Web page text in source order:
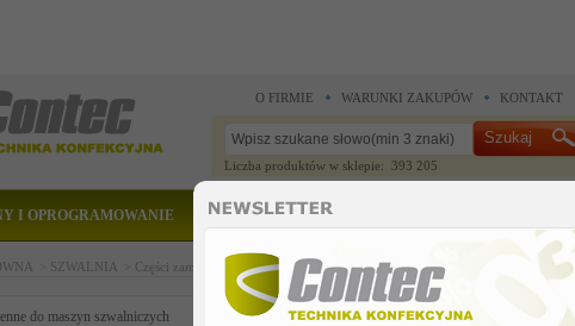
O FIRMIE WARUNKI ZAKUPÓW KONTAKT
Liczba produktów w sklepie: 393 205
I OPROGRAMOWANIE CZĘŚCI ZAMIENNE
> SZWALNIA > Części zamienne do maszyn szwalniczych >Części zamienne Durkopp Adler >
do maszyn szwalniczych sewing equipment